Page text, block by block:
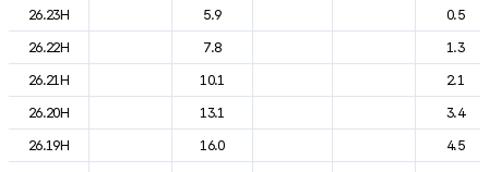
26.23H
5.9
0.5
26.22H
7.8
1.3
26.21H
10.1
2.1
26.20H
13.1
3.4
26.19H
16.0
4.5